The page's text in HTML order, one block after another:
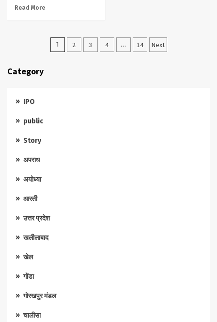
Read More
Posts
1 2 3 4 … 14 Next
Category
IPO
public
Story
अपराध
अयोध्या
आरती
उत्तर प्रदेश
खलीलाबाद
खेल
गोंडा
गोरखपुर मंडल
चालीसा